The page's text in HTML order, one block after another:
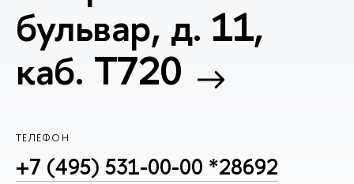
бульвар, д. 11,
каб. T720
ТЕЛЕФОН
+7 (495) 531-00-00 *28692